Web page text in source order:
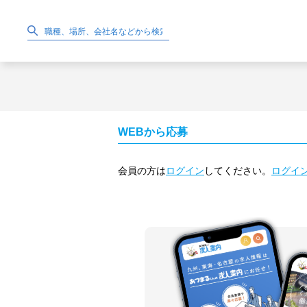
WEBから応募
会員の方はログイン してください。 ログイ